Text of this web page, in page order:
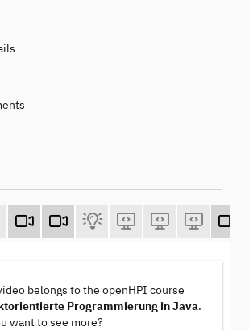
belongs to the openHPI course
Programmierung in Java.
want to see more?